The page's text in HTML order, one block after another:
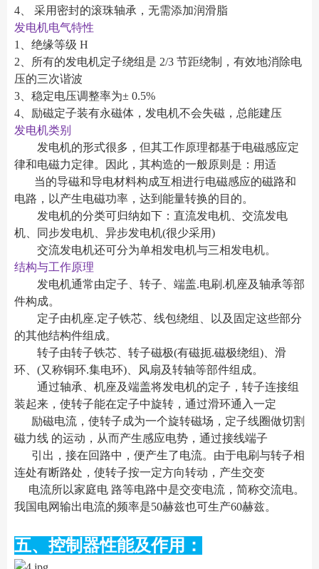
4、 采用密封的滚珠轴承，无需添加润滑脂
发电机电气特性
1、绝缘等级 H
2、所有的发电机定子绕组是 2/3 节距绕制，有效地消除电
压的三次谐波
3、稳定电压调整率为± 0.5%
4、励磁定子装有永磁体，发电机不会失磁，总能建压
发电机类别
发电机的形式很多，但其工作原理都基于电磁感应定
律和电磁力定律。因此，其构造的一般原则是：用适
当的导磁和导电材料构成互相进行电磁感应的磁路和
电路，以产生电磁功率，达到能量转换的目的。
发电机的分类可归纳如下：直流发电机、交流发电
机、同步发电机、异步发电机(很少采用)
交流发电机还可分为单相发电机与三相发电机。
结构与工作原理
发电机通常由定子、转子、端盖.电刷.机座及轴承等部
件构成。
定子由机座.定子铁芯、线包绕组、以及固定这些部分
的其他结构件组成。
转子由转子铁芯、转子磁极(有磁扼.磁极绕组)、滑
环、(又称铜环.集电环)、风扇及转轴等部件组成。
通过轴承、机座及端盖将发电机的定子，转子连接组
装起来，使转子能在定子中旋转，通过滑环通入一定
励磁电流，使转子成为一个旋转磁场，定子线圈做切割
磁力线 的运动，从而产生感应电势，通过接线端子
引出，接在回路中，便产生了电流。由于电刷与转子相
连处有断路处，使转子按一定方向转动，产生交变
电流所以家庭电 路等电路中是交变电流，简称交流电。
我国电网输出电流的频率是50赫兹也可生产60赫兹。
五、控制器性能及作用：